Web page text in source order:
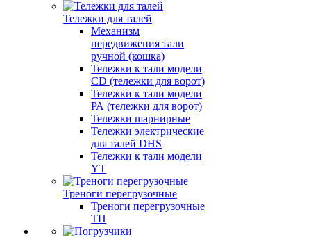
Тележки для талей
Механизм
передвижения тали
ручной (кошка)
Тележки к тали модели
CD (тележки для ворот)
Тележки к тали модели
РА (тележки для ворот)
Тележки шарнирные
Тележки электрические
для талей DHS
Тележки к тали модели
YT
Треноги перегрузочные
Треноги перегрузочные
ТП